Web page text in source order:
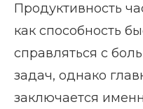
Продуктивность
как способность
справляться с
задач, однако
заключается